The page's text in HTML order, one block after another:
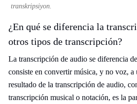
transkripsiyon.
¿En qué se diferencia la
otros tipos de transcripción?
La transcripción de audio se diferencia
consiste en convertir música, y no voz,
resultado de la transcripción de audio,
transcripción musical o notación, es la